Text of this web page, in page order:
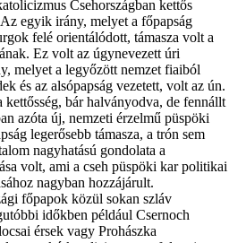
Csehországban kettős
egyik irány, melyet a főpapság
felé orientálódott, támasza volt a
Ez volt az úgynevezett úri
melyet a legyőzött nemzet fiaiból
és az alsópapság vezetett, volt az ún.
bár halványodva, de fennállt
azóta új, nemzeti érzelmű püspöki
legerősebb támasza, a trón sem
nagyhatású gondolata a
volt, ami a cseh püspöki kar politikai
nagyban hozzájárult.
főpapok közül sokan szláv
időkben például Csernoch
érsek vagy Prohászka